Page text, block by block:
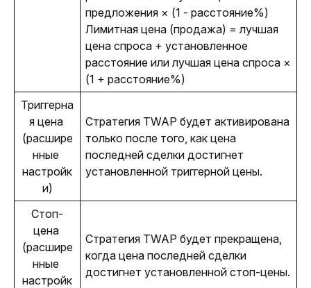
предложения × (1 - расстояние%)
Лимитная цена (продажа) = лучшая
цена спроса + установленное
расстояние или лучшая цена спроса ×
(1 + расстояние%)
Триггерна
я цена
(расшире
нные
настройк
и)
Стратегия TWAP будет активирована
только после того, как цена
последней сделки достигнет
установленной триггерной цены.
Стоп-
цена
(расшире
нные
настройк
Стратегия TWAP будет прекращена,
когда цена последней сделки
достигнет установленной стоп-цены.